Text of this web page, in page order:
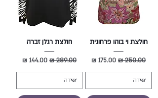
חולצת וי בוהו פרחונית
מחיר רגיל מחיר מבצע
חולצת רגלן זברה
מחיר רגיל מחיר מבצע